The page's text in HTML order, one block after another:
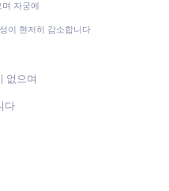
자궁에
이 현저히 감소합니다
없으며
다